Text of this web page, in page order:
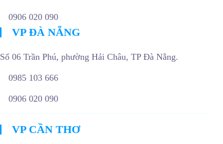
0906 020 090
VP ĐÀ NẴNG
Số 06 Trần Phú, phường Hải Châu, TP Đà Nẵng.
0985 103 666
0906 020 090
VP CẦN THƠ